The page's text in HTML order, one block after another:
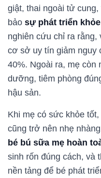
giật, thai ngoài tử
bảo sự phát triển
nghiên cứu chỉ ra
cơ sở uy tín giảm nguy
40%. Ngoài ra, mẹ
dưỡng, tiêm phòng
hậu sản.
Khi mẹ có sức khỏe
cũng trở nên nhẹ
bé bú sữa mẹ hoàn
sinh rốn đúng cách, và
nền tảng để bé phát